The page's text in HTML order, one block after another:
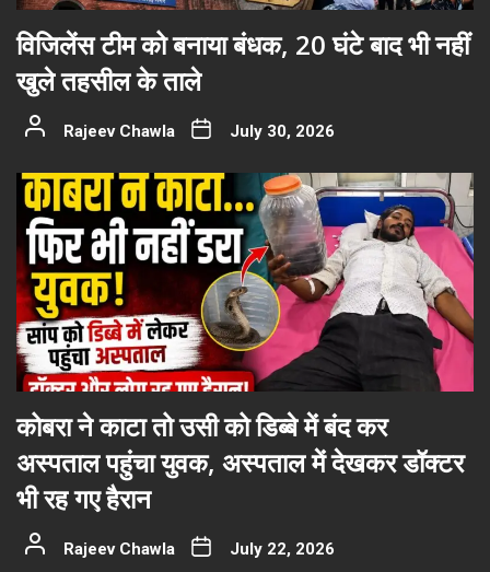
विजिलेंस टीम को बनाया बंधक, 20 घंटे बाद भी नहीं
खुले तहसील के ताले
Rajeev Chawla July 30, 2026
कोबरा ने काटा तो उसी को डिब्बे में बंद कर
अस्पताल पहुंचा युवक, अस्पताल में देखकर डॉक्टर
भी रह गए हैरान
Rajeev Chawla July 22, 2026